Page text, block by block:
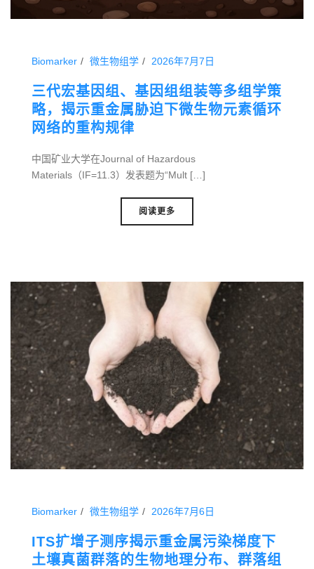
Biomarker 微生物组学 2026年7月7日
三代宏基因组、基因组组装等多组学策
略，揭示重金属胁迫下微生物元素循环
网络的重构规律
中国矿业大学在Journal of Hazardous
Materials（IF=11.3）发表题为“Mult […]
阅读更多
Biomarker 微生物组学 2026年7月6日
ITS扩增子测序揭示重金属污染梯度下
土壤真菌群落的生物地理分布、群落组